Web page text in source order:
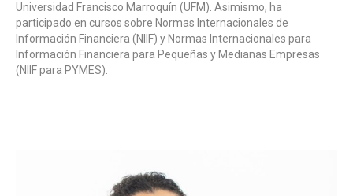
Universidad Francisco Marroquín (UFM). Asimismo, ha
participado en cursos sobre Normas Internacionales de
Información Financiera (NIIF) y Normas Internacionales para
Información Financiera para Pequeñas y Medianas Empresas
(NIIF para PYMES).